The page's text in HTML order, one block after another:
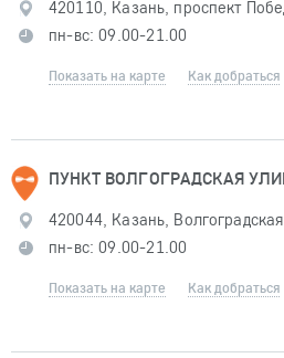
420110, Казань, проспект
пн-вс: 09.00-21.00
Показать на карте Как добраться
ПУНКТ ВОЛГОГРАДСКАЯ
420044, Казань,
пн-вс: 09.00-21.00
Показать на карте Как добраться